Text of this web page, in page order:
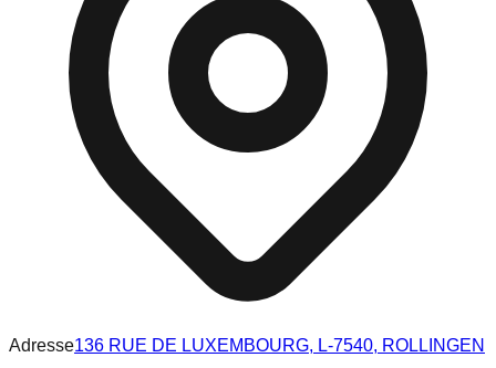
Adresse136 RUE DE LUXEMBOURG, L-7540, ROLLINGEN